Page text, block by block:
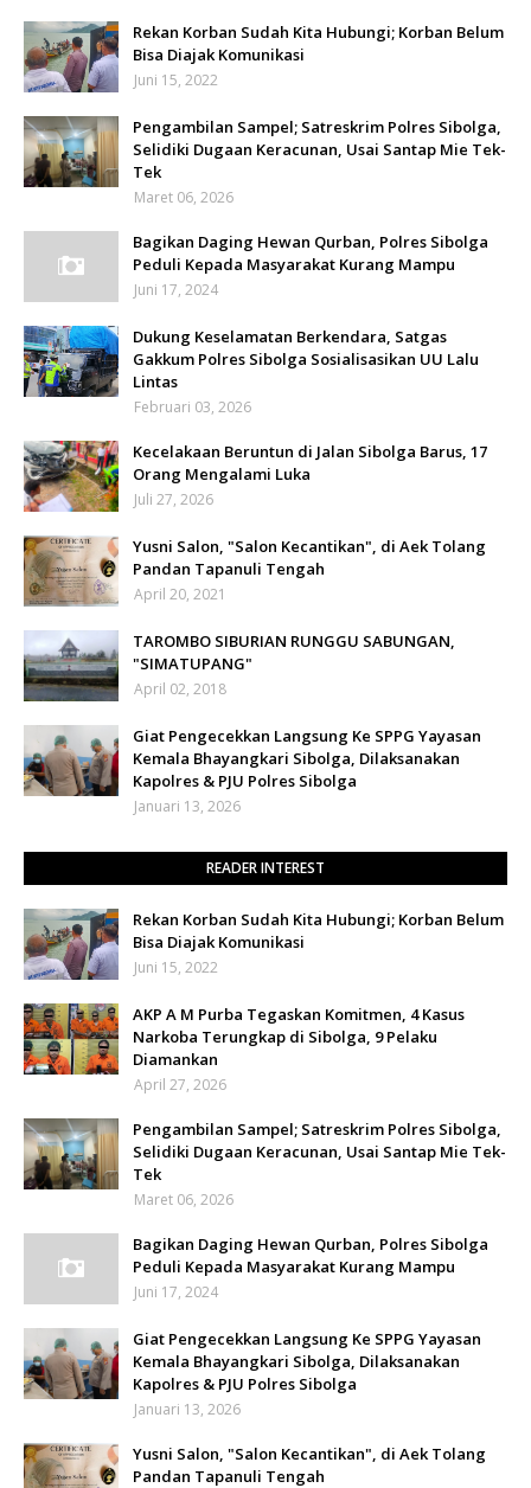
Rekan Korban Sudah Kita Hubungi; Korban Belum
Bisa Diajak Komunikasi
Juni 15, 2022
Pengambilan Sampel; Satreskrim Polres Sibolga,
Selidiki Dugaan Keracunan, Usai Santap Mie Tek-
Tek
Maret 06, 2026
Bagikan Daging Hewan Qurban, Polres Sibolga
Peduli Kepada Masyarakat Kurang Mampu
Juni 17, 2024
Dukung Keselamatan Berkendara, Satgas
Gakkum Polres Sibolga Sosialisasikan UU Lalu
Lintas
Februari 03, 2026
Kecelakaan Beruntun di Jalan Sibolga Barus, 17
Orang Mengalami Luka
Juli 27, 2026
Yusni Salon, "Salon Kecantikan", di Aek Tolang
Pandan Tapanuli Tengah
April 20, 2021
TAROMBO SIBURIAN RUNGGU SABUNGAN,
"SIMATUPANG"
April 02, 2018
Giat Pengecekkan Langsung Ke SPPG Yayasan
Kemala Bhayangkari Sibolga, Dilaksanakan
Kapolres & PJU Polres Sibolga
Januari 13, 2026
READER INTEREST
Rekan Korban Sudah Kita Hubungi; Korban Belum
Bisa Diajak Komunikasi
Juni 15, 2022
AKP A M Purba Tegaskan Komitmen, 4 Kasus
Narkoba Terungkap di Sibolga, 9 Pelaku
Diamankan
April 27, 2026
Pengambilan Sampel; Satreskrim Polres Sibolga,
Selidiki Dugaan Keracunan, Usai Santap Mie Tek-
Tek
Maret 06, 2026
Bagikan Daging Hewan Qurban, Polres Sibolga
Peduli Kepada Masyarakat Kurang Mampu
Juni 17, 2024
Giat Pengecekkan Langsung Ke SPPG Yayasan
Kemala Bhayangkari Sibolga, Dilaksanakan
Kapolres & PJU Polres Sibolga
Januari 13, 2026
Yusni Salon, "Salon Kecantikan", di Aek Tolang
Pandan Tapanuli Tengah